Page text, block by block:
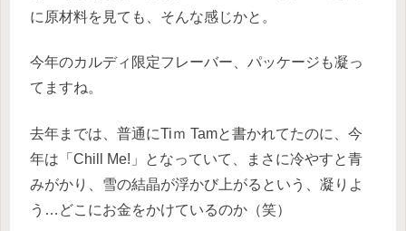
に原材料を見ても、そんな感じかと。
今年のカルディ限定フレーバー、パッケージも凝っ
てますね。
去年までは、普通にTiｍ Tamと書かれてたのに、今
年は「Chill Me!」となっていて、まさに冷やすと青
みがかり、雪の結晶が浮かび上がるという、凝りよ
う…どこにお金をかけているのか（笑）